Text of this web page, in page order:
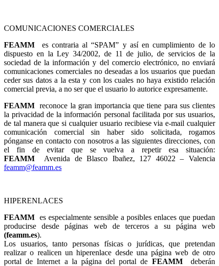
COMUNICACIONES COMERCIALES
FEAMM es contraria al “SPAM” y así en cumplimiento de lo
dispuesto en la Ley 34/2002, de 11 de julio, de servicios de la
sociedad de la información y del comercio electrónico, no enviará
comunicaciones comerciales no deseadas a los usuarios que puedan
ceder sus datos a la esta y con los cuales no haya existido relación
comercial previa, a no ser que el usuario lo autorice expresamente.
FEAMMreconoce la gran importancia que tiene para sus clientes
la privacidad de la información personal facilitada por sus usuarios,
de tal manera que si cualquier usuario recibiese via e-mail cualquier
comunicación comercial sin haber sido solicitada, rogamos
pónganse en contacto con nosotros a las siguientes direcciones, con
el fin de evitar que se vuelva a repetir esa situación:
FEAMM Avenida de Blasco Ibañez, 127 46022 – Valencia
feamm@feamm.es
HIPERENLACES
FEAMM es especialmente sensible a posibles enlaces que puedan
producirse desde páginas web de terceros a su página web
(feamm.es).
Los usuarios, tanto personas físicas o jurídicas, que pretendan
realizar o realicen un hiperenlace desde una página web de otro
portal de Internet a la página del portal de FEAMMdeberán